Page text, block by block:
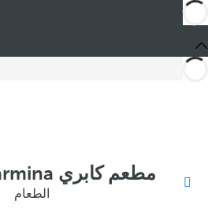
مطعم كابري Barceló Karmina
الطعام